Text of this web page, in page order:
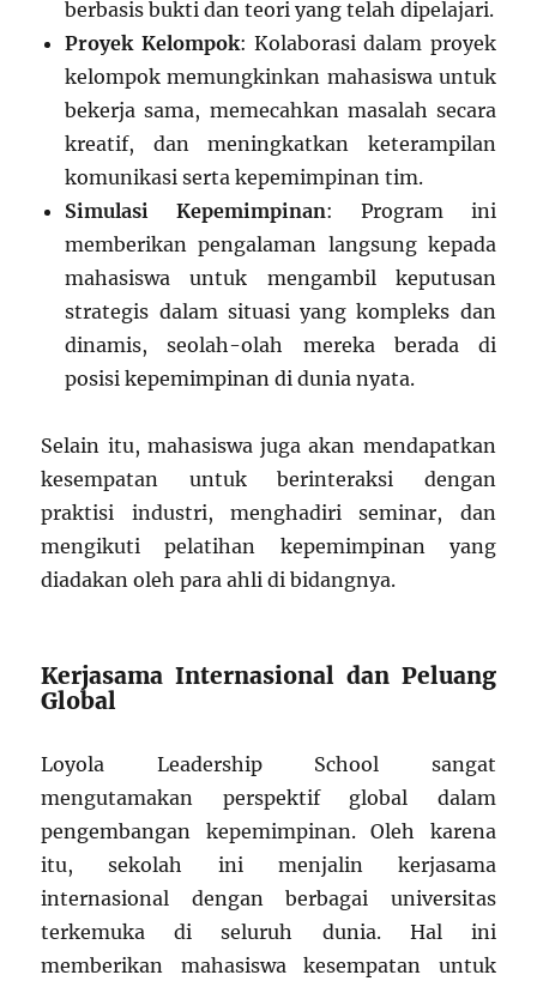
berbasis bukti dan teori yang telah dipelajari.
Proyek Kelompok: Kolaborasi dalam proyek
kelompok memungkinkan mahasiswa untuk
bekerja sama, memecahkan masalah secara
kreatif, dan meningkatkan keterampilan
komunikasi serta kepemimpinan tim.
Simulasi Kepemimpinan: Program ini
memberikan pengalaman langsung kepada
mahasiswa untuk mengambil keputusan
strategis dalam situasi yang kompleks dan
dinamis, seolah-olah mereka berada di
posisi kepemimpinan di dunia nyata.
Selain itu, mahasiswa juga akan mendapatkan
kesempatan untuk berinteraksi dengan
praktisi industri, menghadiri seminar, dan
mengikuti pelatihan kepemimpinan yang
diadakan oleh para ahli di bidangnya.
Kerjasama Internasional dan Peluang
Global
Loyola Leadership School sangat
mengutamakan perspektif global dalam
pengembangan kepemimpinan. Oleh karena
itu, sekolah ini menjalin kerjasama
internasional dengan berbagai universitas
terkemuka di seluruh dunia. Hal ini
memberikan mahasiswa kesempatan untuk